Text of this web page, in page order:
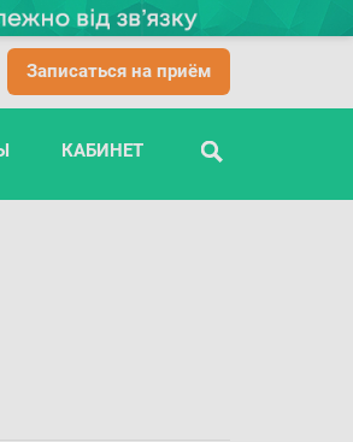
ПОИСК
Записаться на приём
КАБИНЕТ